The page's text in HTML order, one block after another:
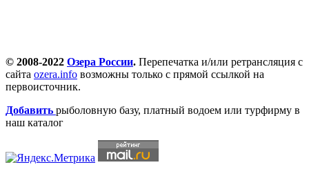
© 2008-2022 Озера России. Перепечатка и/или ретрансляция с
сайта ozera.info возможны только с прямой ссылкой на
первоисточник.
Добавить рыболовную базу, платный водоем или турфирму в
наш каталог